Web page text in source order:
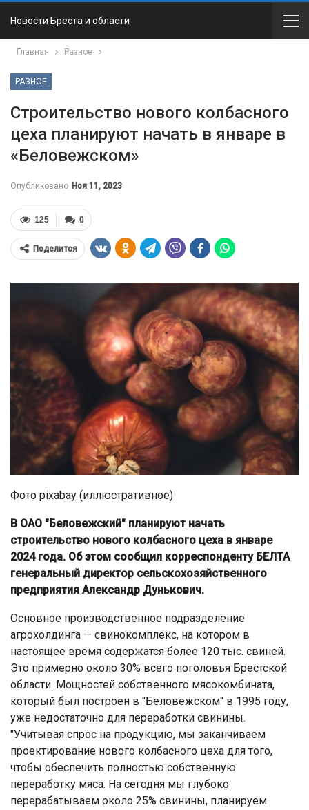
Новости Бреста и области
Главная Разное
РАЗНОЕ
Строительство нового колбасного
цеха планируют начать в январе в
«Беловежском»
Опубликовано Ноя 11, 2023
0
125
Поделится
Фото pixabay (иллюстративное)
В ОАО "Беловежский" планируют начать
строительство нового колбасного цеха в январе
2024 года. Об этом сообщил корреспонденту БЕЛТА
генеральный директор сельскохозяйственного
предприятия Александр Дунькович.
Основное производственное подразделение
агрохолдинга — свинокомплекс, на котором в
настоящее время содержатся более 120 тыс. свиней.
Это примерно около 30% всего поголовья Брестской
области. Мощностей собственного мясокомбината,
который был построен в "Беловежском" в 1995 году,
уже недостаточно для переработки свинины.
"Учитывая спрос на продукцию, мы заканчиваем
проектирование нового колбасного цеха для того,
чтобы обеспечить полностью собственную
переработку мяса. На сегодня мы глубоко
перерабатываем около 25% свинины, планируем